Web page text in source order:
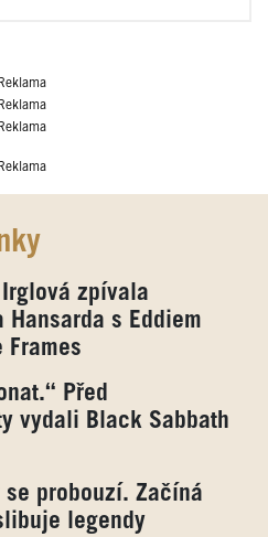
Reklama
Reklama
Reklama
Reklama
Irglová zpívala
Hansarda s Eddiem
Frames
Před
vydali Black Sabbath
se probouzí. Začíná
legendy